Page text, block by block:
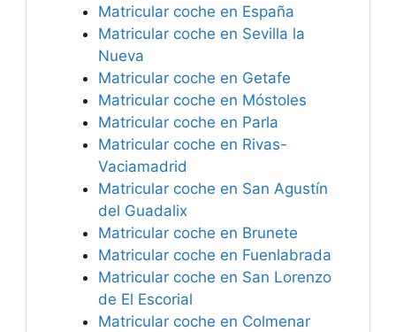
Matricular coche en España
Matricular coche en Sevilla la
Nueva
Matricular coche en Getafe
Matricular coche en Móstoles
Matricular coche en Parla
Matricular coche en Rivas-
Vaciamadrid
Matricular coche en San Agustín
del Guadalix
Matricular coche en Brunete
Matricular coche en Fuenlabrada
Matricular coche en San Lorenzo
de El Escorial
Matricular coche en Colmenar